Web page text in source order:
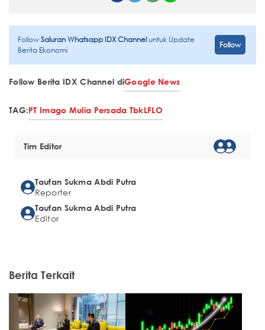
FollowSaluran Whatsapp IDX Channeluntuk Update
Berita Ekonomi
Follow
Follow Berita IDX Channel diGoogle News
TAG:PT Imago Mulia Persada TbkLFLO
Tim Editor
Taufan Sukma Abdi Putra
Reporter
Taufan Sukma Abdi Putra
Editor
Berita Terkait